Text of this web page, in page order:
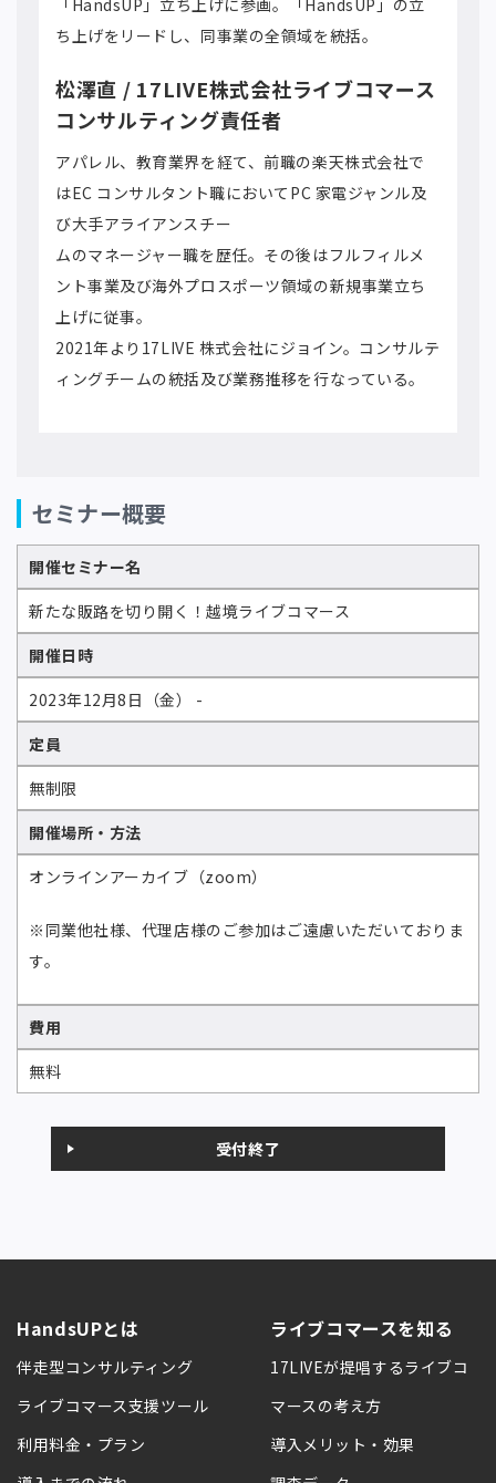
「HandsUP」立ち上げに参画。「HandsUP」の立
ち上げをリードし、同事業の全領域を統括。
松澤直 / 17LIVE株式会社ライブコマース
コンサルティング責任者
アパレル、教育業界を経て、前職の楽天株式会社で
はEC コンサルタント職においてPC 家電ジャンル及
び大手アライアンスチー
ムのマネージャー職を歴任。その後はフルフィルメ
ント事業及び海外プロスポーツ領域の新規事業立ち
上げに従事。
2021年より17LIVE 株式会社にジョイン。コンサルテ
ィングチームの統括及び業務推移を行なっている。
セミナー概要
開催セミナー名
新たな販路を切り開く！越境ライブコマース
開催日時
2023年12月8日（金） -
定員
無制限
開催場所・方法
オンラインアーカイブ（zoom）
※同業他社様、代理店様のご参加はご遠慮いただいておりま
す。
費用
無料
受付終了
HandsUPとは
伴走型コンサルティング
ライブコマース支援ツール
利用料金・プラン
ライブコマースを知る
17LIVEが提唱するライブコ
マースの考え方
導入メリット・効果